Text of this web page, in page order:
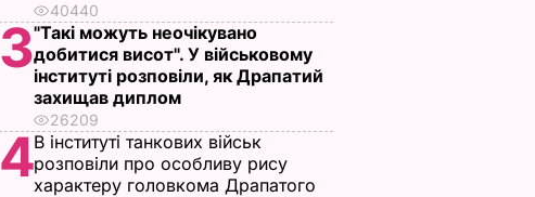
40440
3"Такі можуть неочікувано
добитися висот". У військовому
інституті розповіли, як Драпатий
захищав диплом
26209
4В інституті танкових військ
розповіли про особливу рису
характеру головкома Драпатого